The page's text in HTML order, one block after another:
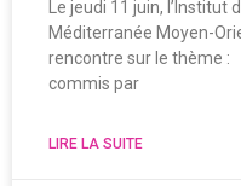
Le jeudi 11 juin, l’Institut
Méditerranée Moyen-
rencontre sur le thème :
commis par
LIRE LA SUITE